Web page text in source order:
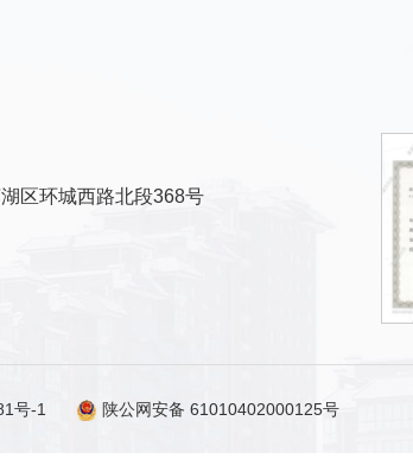
区环城西路北段368号
号-1 陕公网安备 61010402000125号